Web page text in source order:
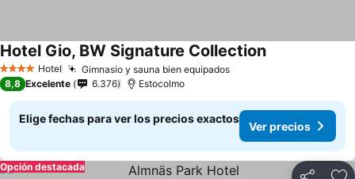
4 EstrellasHotel Gimnasio y sauna bien equipadosVer precios
Hotel Gio, BW Signature CollectionVer precios
8,8 Excelente 6.376 Estocolmo
Elige fechas para ver los precios exactos
Ver precios
Opción destacada